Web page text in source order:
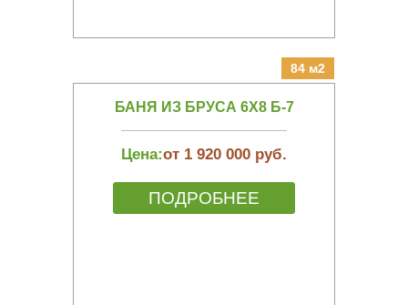
84 м2
БАНЯ ИЗ БРУСА 6Х8 Б-7
Цена:от 1 920 000 руб.
ПОДРОБНЕЕ